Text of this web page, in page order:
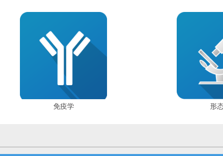
免疫学 形